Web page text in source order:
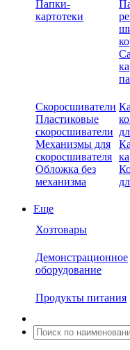
Папки-
картотеки
Скоросшиватели
Пластиковые
скоросшиватели
Механизмы для
скоросшивателя
Обложка без
механизма
Еще
Хозтовары
Демонстрационное
оборудование
Продукты питания